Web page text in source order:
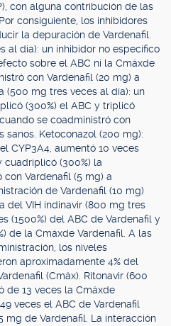
con alguna contribución de las
consiguiente, los inhibidores
la depuración de Vardenafil.
al día): un inhibidor no específico
sobre el ABC ni la Cmáxde
con Vardenafil (20 mg) a
(500 mg tres veces al día): un
(300%) el ABC y triplicó
se coadministró con
sanos. Ketoconazol (200 mg):
CYP3A4, aumentó 10 veces
cuadriplicó (300%) la
Vardenafil (5 mg) a
de Vardenafil (10 mg)
del VIH indinavir (800 mg tres
(1500%) del ABC de Vardenafil y
de la Cmáxde Vardenafil. A las
los niveles
aproximadamente 4% del
(Cmáx). Ritonavir (600
de 13 veces la Cmáxde
veces el ABC de Vardenafil
mg de Vardenafil. La interacción